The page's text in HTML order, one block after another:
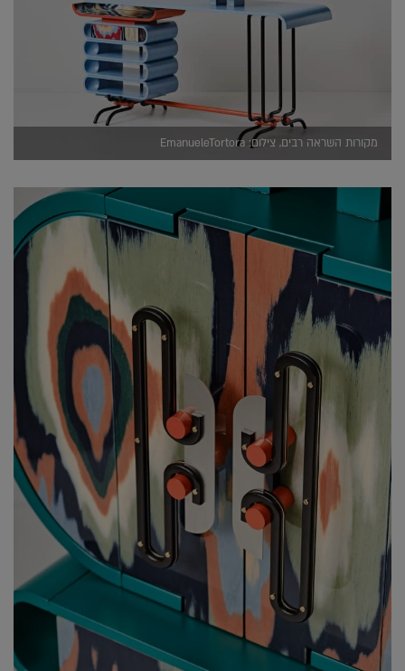
מקורות השראה רבים, צילום: EmanueleTortora